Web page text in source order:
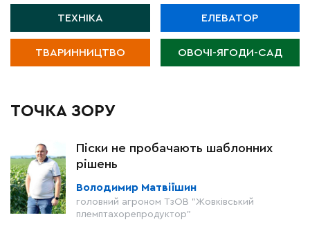
ТЕХНІКА ЕЛЕВАТОР
ТВАРИННИЦТВО ОВОЧІ-ЯГОДИ-САД
ТОЧКА ЗОРУ
Піски не пробачають шаблонних
рішень
Володимир Матвіїшин
головний агроном ТзОВ "Жовківський
племптахорепродуктор"